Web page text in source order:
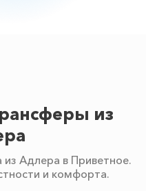
из
из Адлера в Приветное.
и комфорта.